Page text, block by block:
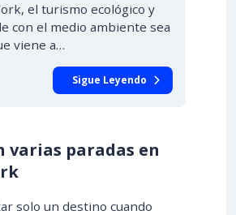
el turismo ecológico y
con el medio ambiente sea
viene a…
Sigue Leyendo
varias paradas en
solo un destino cuando